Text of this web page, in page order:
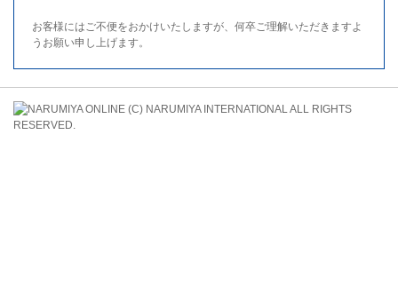
お客様にはご不便をおかけいたしますが、何卒ご理解いただきますよ
うお願い申し上げます。